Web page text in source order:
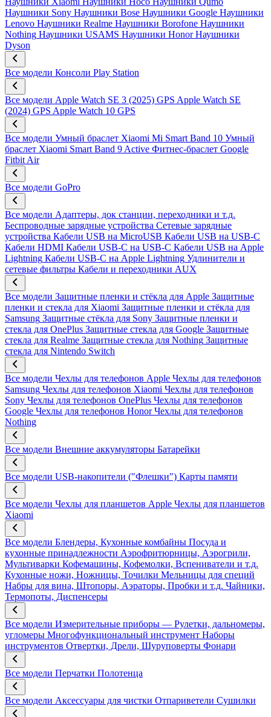
Наушники Sony Наушники Bose Наушники Google Наушники
Lenovo Наушники Realme Наушники Borofone Наушники
Nothing Наушники USAMS Наушники Honor Наушники
Dyson
Все модели Консоли Play Station
Все модели Apple Watch SE 3 (2025) GPS Apple Watch SE
(2024) GPS Apple Watch 10 GPS
Все модели Умный браслет Xiaomi Mi Smart Band 10 Умный
браслет Xiaomi Smart Band 9 Active Фитнес-браслет Google
Fitbit Air
Все модели GoPro
Все модели Адаптеры, док станции, переходники и т.д.
Беспроводные зарядные устройства Сетевые зарядные
устройства Кабели USB на MicroUSB Кабели USB на USB-C
Кабели HDMI Кабели USB-C на USB-C Кабели USB на Apple
Lightning Кабели USB-C на Apple Lightning Удлинители и
сетевые фильтры Кабели и переходники AUX
Все модели Защитные пленки и стёкла для Apple Защитные
пленки и стекла для Xiaomi Защитные пленки и стёкла для
Samsung Защитные стёкла для Sony Защитные пленки и
стекла для OnePlus Защитные стекла для Google Защитные
стекла для Realme Защитные стекла для Nothing Защитные
стекла для Nintendo Switch
Все модели Чехлы для телефонов Apple Чехлы для телефонов
Samsung Чехлы для телефонов Xiaomi Чехлы для телефонов
Sony Чехлы для телефонов OnePlus Чехлы для телефонов
Google Чехлы для телефонов Honor Чехлы для телефонов
Nothing
Все модели Внешние аккумуляторы Батарейки
Все модели USB-накопители ("Флешки") Карты памяти
Все модели Чехлы для планшетов Apple Чехлы для планшетов
Xiaomi
Все модели Блендеры, Кухонные комбайны Посуда и
кухонные принадлежности Аэрофритюрницы, Аэрогрили,
Мультиварки Кофемашины, Кофемолки, Вспениватели и т.д.
Кухонные ножи, Ножницы, Точилки Мельницы для специй
Набры для вина, Штопоры, Аэраторы, Пробки и т.д. Чайники,
Термопоты, Диспенсеры
Все модели Измерительные приборы — Рулетки, дальномеры,
угломеры Многофункциональный инструмент Наборы
инструментов Отвертки, Дрели, Шуруповерты Фонари
Все модели Перчатки Полотенца
Все модели Аксессуары для чистки Отпариветели Сушилки